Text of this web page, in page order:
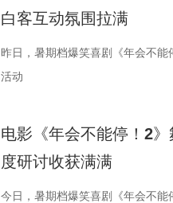
1沈腾 蒋奇明.jpg 2蒋奇明 奥马尔
悄然逼近 影片同步发布终极预告
事主线，通过分屏与往返切换串
在轻松、幽默的语气里，向徐母
的深入，徐母问到归期时，徐福短
内心与现实选择为后续埋下伏笔
白客互动氛围拉满
昨日，暑期档爆笑喜剧《年会不
活动
电影《年会不能停！2
度研讨收获满满
今日，暑期档爆笑喜剧《年会不能